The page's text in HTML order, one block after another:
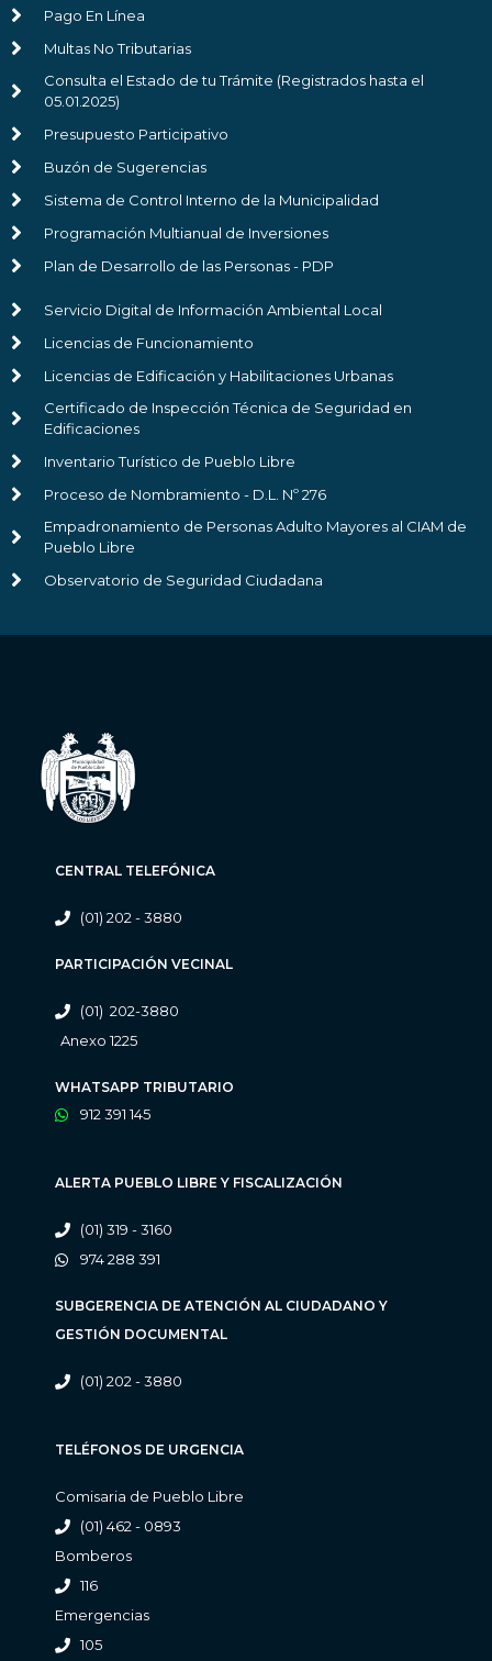
Pago En Línea
Multas No Tributarias
Consulta el Estado de tu Trámite (Registrados hasta el
05.01.2025)
Presupuesto Participativo
Buzón de Sugerencias
Sistema de Control Interno de la Municipalidad
Programación Multianual de Inversiones
Plan de Desarrollo de las Personas - PDP
Servicio Digital de Información Ambiental Local
Licencias de Funcionamiento
Licencias de Edificación y Habilitaciones Urbanas
Certificado de Inspección Técnica de Seguridad en
Edificaciones
Inventario Turístico de Pueblo Libre
Proceso de Nombramiento - D.L. Nº 276
Empadronamiento de Personas Adulto Mayores al CIAM de
Pueblo Libre
Observatorio de Seguridad Ciudadana
CENTRAL TELEFÓNICA
(01) 202 - 3880
PARTICIPACIÓN VECINAL
(01) 202-3880
Anexo 1225
WHATSAPP TRIBUTARIO
912 391 145
ALERTA PUEBLO LIBRE Y FISCALIZACIÓN
(01) 319 - 3160
974 288 391
SUBGERENCIA DE ATENCIÓN AL CIUDADANO Y
GESTIÓN DOCUMENTAL
(01) 202 - 3880
TELÉFONOS DE URGENCIA
Comisaria de Pueblo Libre
(01) 462 - 0893
Bomberos
116
Emergencias
105